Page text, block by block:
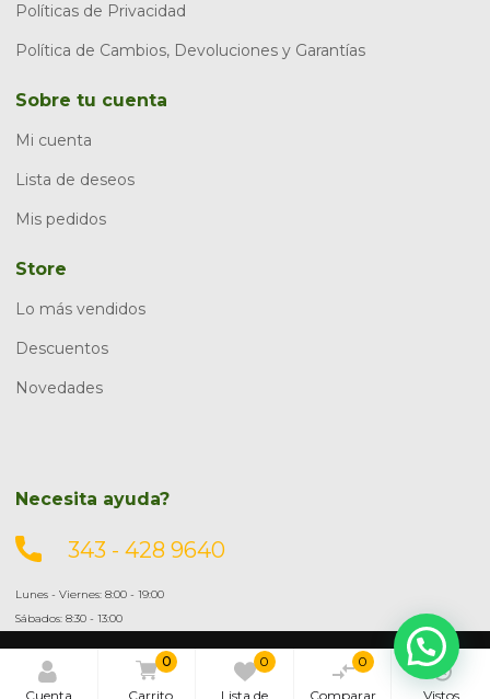
Cuenta
0
Carrito
0
Lista de
0
Comparar Vistos
Políticas de Privacidad
Política de Cambios, Devoluciones y Garantías
Sobre tu cuenta
Mi cuenta
Lista de deseos
Mis pedidos
Store
Lo más vendidos
Descuentos
Novedades
Necesita ayuda?
343 - 428 9640
Lunes - Viernes: 8:00 - 19:00
Sábados: 8:30 - 13:00
© 2024 BDL. Todos los derechos reservados.
Terminos y Condiciones
Politicas de Privacidad